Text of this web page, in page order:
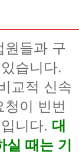
원들과 구
습니다.
교적 신속
이 빈번
니다. 대
때는 기